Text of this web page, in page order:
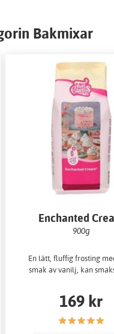
Bakmixar
Enchanted
900g
En lätt, fluffig frosting
smak av vanilj, kan
169 kr